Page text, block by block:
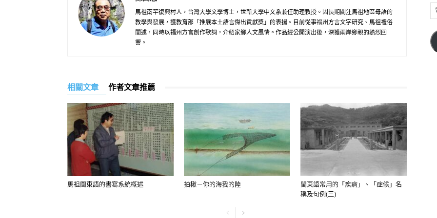
馬祖南竿復興村人，台灣大學文學博士，世新大學中文系兼任助理教授。因長期關注馬祖地區母語的
教學與發展，獲教育部「推展本土語言傑出貢獻獎」的表揚。目前從事福州方言文字研究、馬祖禮俗
闡述，同時以福州方言創作歌詞，介紹家鄉人文風情。作品經公開演出後，深獲兩岸鄉親的熱烈回
響。
相關文章 作者文章推薦
馬祖閩東語的書寫系統概述 拍楸－你的海我的陸
閩東語常用的「疾病」、「症候」名
稱及句例(三)
電
子
件
位